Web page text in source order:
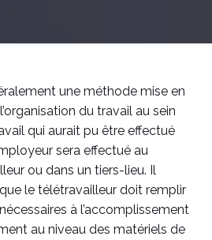
une méthode mise en
du travail au sein
qui aurait pu être effectué
sera effectué au
ou dans un tiers-lieu. Il
le télétravailleur doit remplir
à l’accomplissement
au niveau des matériels de